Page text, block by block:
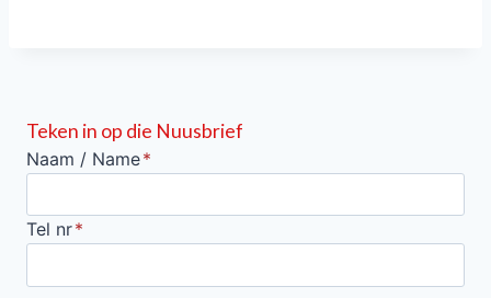
Teken in op die Nuusbrief
Naam / Name*
Tel nr*